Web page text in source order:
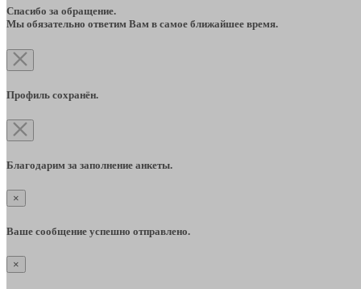
Спасибо за обращение.
Мы обязательно ответим Вам в самое ближайшее время.
Профиль сохранён.
Благодарим за заполнение анкеты.
×
Ваше сообщение успешно отправлено.
×